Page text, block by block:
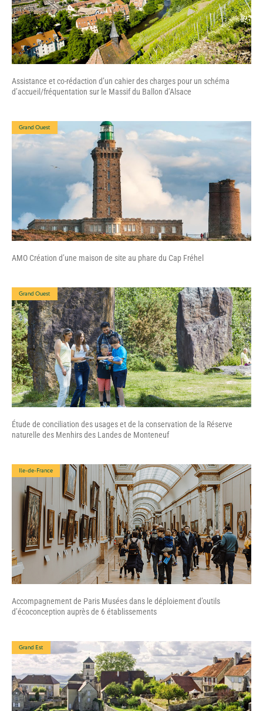
Assistance et co-rédaction d’un cahier des charges pour un schéma
d’accueil/fréquentation sur le Massif du Ballon d’Alsace
Grand Ouest
AMO Création d’une maison de site au phare du Cap Fréhel
Grand Ouest
Étude de conciliation des usages et de la conservation de la Réserve
naturelle des Menhirs des Landes de Monteneuf
Ile-de-France
Accompagnement de Paris Musées dans le déploiement d’outils
d’écoconception auprès de 6 établissements
Grand Est